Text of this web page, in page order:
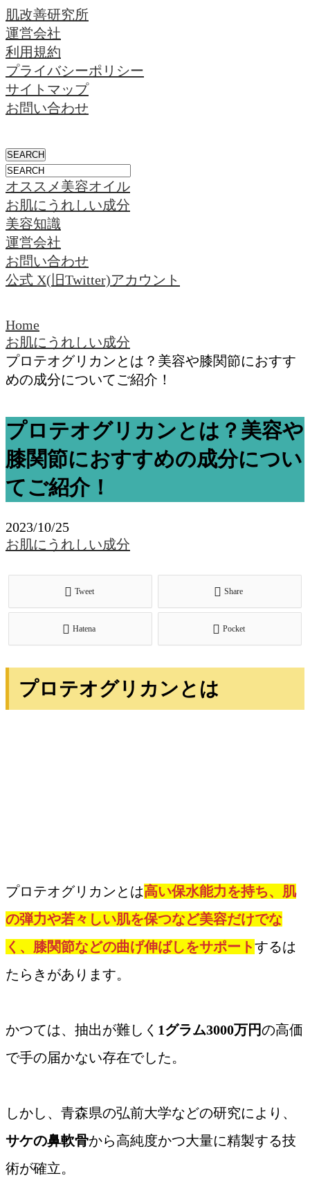
肌改善研究所
運営会社
利用規約
プライバシーポリシー
サイトマップ
お問い合わせ
オススメ美容オイル
お肌にうれしい成分
美容知識
運営会社
お問い合わせ
公式 X(旧Twitter)アカウント
Home
お肌にうれしい成分
プロテオグリカンとは？美容や膝関節におすす
めの成分についてご紹介！
プロテオグリカンとは？美容や
膝関節におすすめの成分につい
てご紹介！
2023/10/25
お肌にうれしい成分
Tweet Share
Hatena Pocket
プロテオグリカンとは
プロテオグリカンとは高い保水能力を持ち、肌
の弾力や若々しい肌を保つなど美容だけでな
く、膝関節などの曲げ伸ばしをサポートするは
たらきがあります。
かつては、抽出が難しく 1グラム3000万円の高価
で手の届かない存在でした。
しかし、青森県の弘前大学などの研究により、
サケの鼻軟骨から高純度かつ大量に精製する技
術が確立。